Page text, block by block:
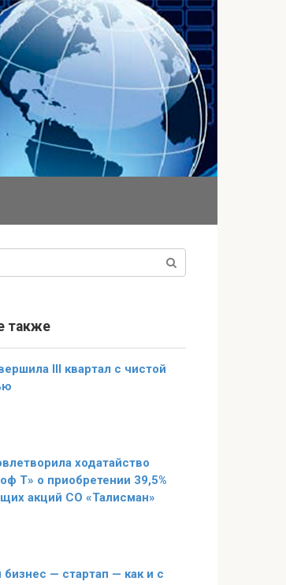
также
III квартал с чистой
ходатайство
Т» о приобретении 39,5%
акций СО «Талисман»
— стартап — как и с